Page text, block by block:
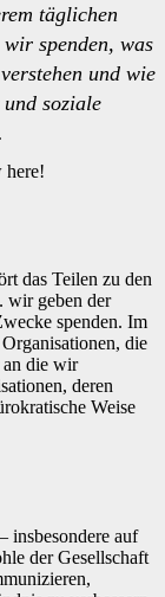
täglichen
spenden, was
und wie
soziale
here!
das Teilen zu den
wir geben der
spenden. Im
die
an die wir
deren
Weise
insbesondere auf
der Gesellschaft